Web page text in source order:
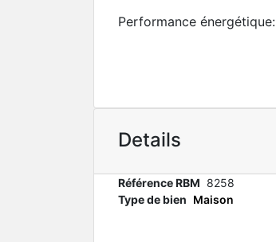
Performance énergétique:
Details
Référence RBM 8258
Type de bien Maison